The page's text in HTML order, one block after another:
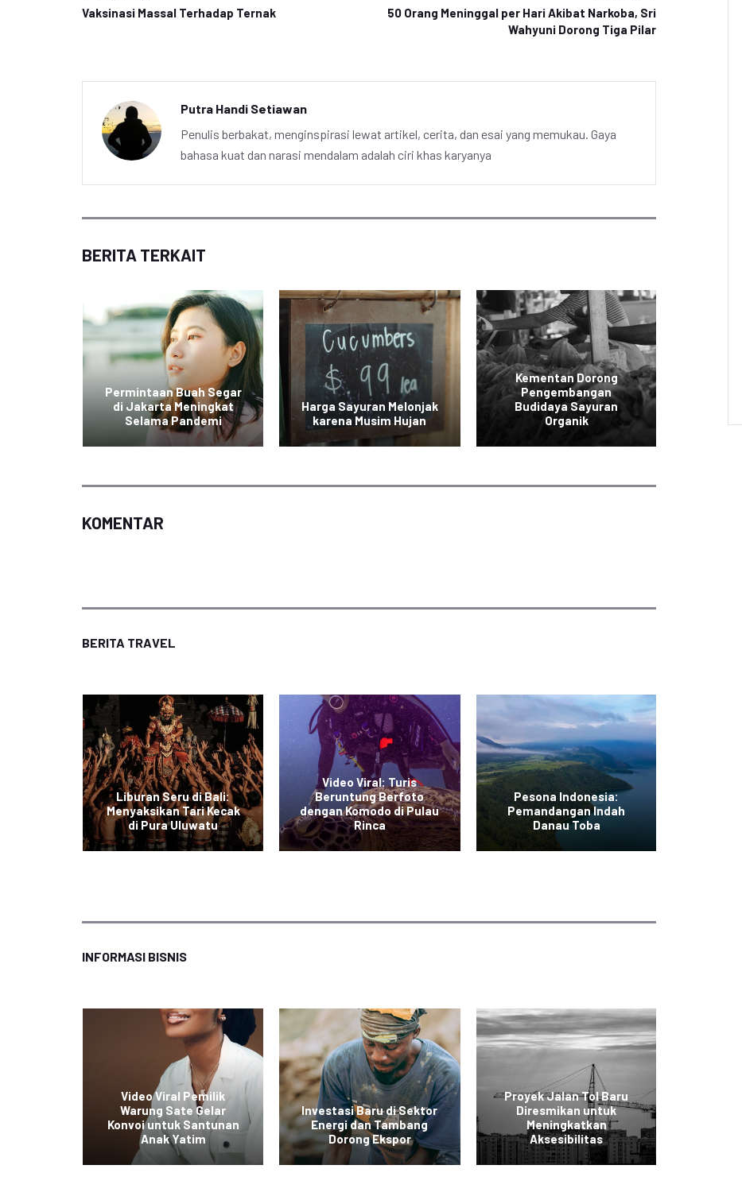
Vaksinasi Massal Terhadap Ternak
50 Orang Meninggal per Hari Akibat Narkoba, Sri
Wahyuni Dorong Tiga Pilar
Putra Handi Setiawan
Penulis berbakat, menginspirasi lewat artikel, cerita, dan esai yang memukau. Gaya
bahasa kuat dan narasi mendalam adalah ciri khas karyanya
BERITA TERKAIT
Permintaan Buah Segar
di Jakarta Meningkat
Selama Pandemi
Harga Sayuran Melonjak
karena Musim Hujan
Kementan Dorong
Pengembangan
Budidaya Sayuran
Organik
KOMENTAR
BERITA TRAVEL
Liburan Seru di Bali:
Menyaksikan Tari Kecak
di Pura Uluwatu
Video Viral: Turis
Beruntung Berfoto
dengan Komodo di Pulau
Rinca
Pesona Indonesia:
Pemandangan Indah
Danau Toba
INFORMASI BISNIS
Video Viral Pemilik
Warung Sate Gelar
Konvoi untuk Santunan
Anak Yatim
Investasi Baru di Sektor
Energi dan Tambang
Dorong Ekspor
Proyek Jalan Tol Baru
Diresmikan untuk
Meningkatkan
Aksesibilitas